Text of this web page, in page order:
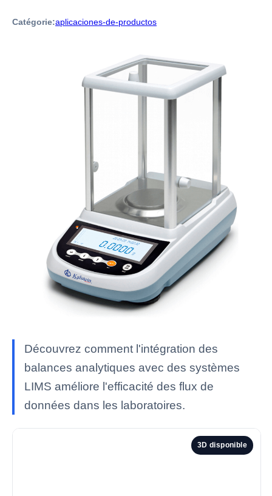
Catégorie:aplicaciones-de-productos
Découvrez comment l'intégration des
balances analytiques avec des systèmes
LIMS améliore l'efficacité des flux de
données dans les laboratoires.
3D disponible